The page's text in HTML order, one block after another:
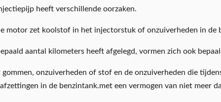
heeft verschillende oorzaken.
motor zet koolstof in het injectorstuk of onzuiverheden in
aantal kilometers heeft afgelegd, vormen zich ook
gommen, onzuiverheden of stof en de onzuiverheden die
in de benzintank.met een vermogen van niet meer